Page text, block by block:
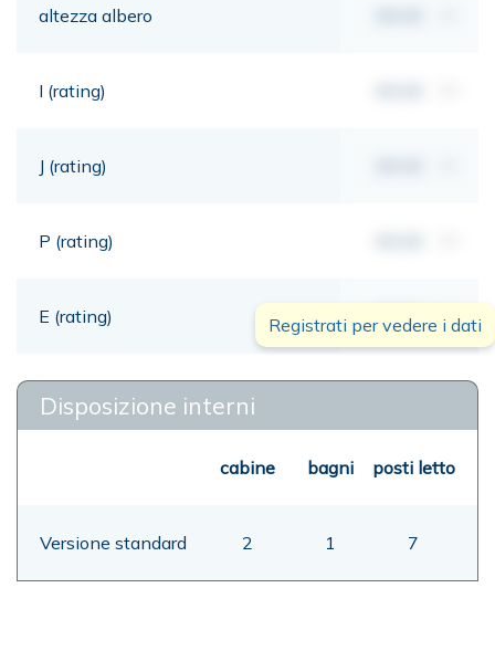
altezza albero
I (rating)
J (rating)
P (rating)
E (rating) 00,00 mt
Registrati per vedere i dati
Disposizione interni
cabine bagni posti letto
Versione standard 2 1 7